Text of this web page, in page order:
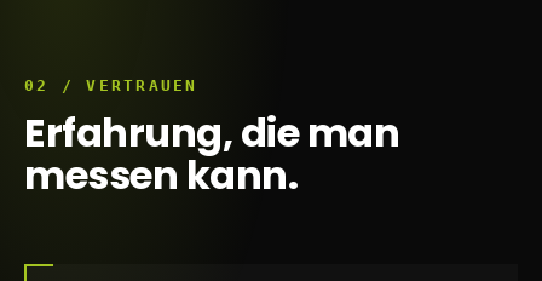
02 / VERTRAUEN
Erfahrung, die man
messen kann.
4
5
2
3
1
2
0